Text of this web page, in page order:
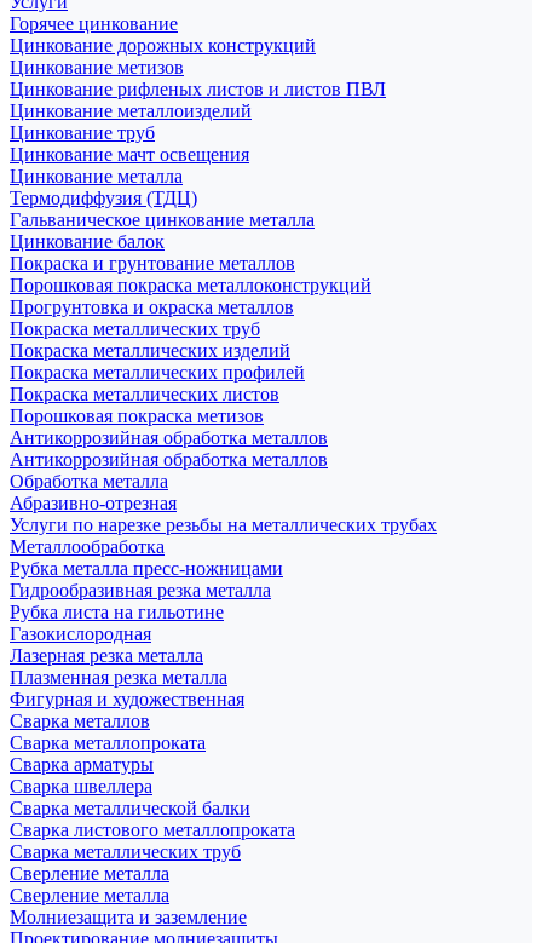
Горячее цинкование
Цинкование дорожных конструкций
Цинкование метизов
Цинкование рифленых листов и листов ПВЛ
Цинкование металлоизделий
Цинкование труб
Цинкование мачт освещения
Цинкование металла
Термодиффузия (ТДЦ)
Гальваническое цинкование металла
Цинкование балок
Покраска и грунтование металлов
Порошковая покраска металлоконструкций
Прогрунтовка и окраска металлов
Покраска металлических труб
Покраска металлических изделий
Покраска металлических профилей
Покраска металлических листов
Порошковая покраска метизов
Антикоррозийная обработка металлов
Антикоррозийная обработка металлов
Обработка металла
Абразивно-отрезная
Услуги по нарезке резьбы на металлических трубах
Металлообработка
Рубка металла пресс-ножницами
Гидрообразивная резка металла
Рубка листа на гильотине
Газокислородная
Лазерная резка металла
Плазменная резка металла
Фигурная и художественная
Сварка металлов
Сварка металлопроката
Сварка арматуры
Сварка швеллера
Сварка металлической балки
Сварка листового металлопроката
Сварка металлических труб
Сверление металла
Сверление металла
Молниезащита и заземление
Проектирование молниезащиты